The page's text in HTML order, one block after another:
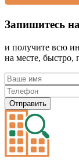
Запишитесь
и получите всю
на месте, быстро,
Отправить